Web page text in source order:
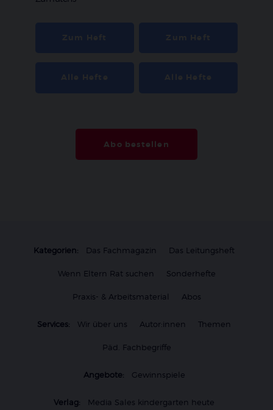
Abo bestellen
Kategorien: Das Fachmagazin Das Leitungsheft
Wenn Eltern Rat suchen Sonderhefte
Praxis- & Arbeitsmaterial Abos
Services: Wir über uns Autor:innen Themen
Päd. Fachbegriffe
Angebote: Gewinnspiele
Verlag: Media Sales kindergarten heute